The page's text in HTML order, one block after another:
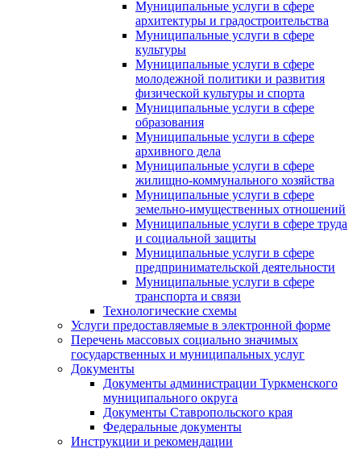
Муниципальные услуги в сфере
архитектуры и градостроительства
Муниципальные услуги в сфере
культуры
Муниципальные услуги в сфере
молодежной политики и развития
физической культуры и спорта
Муниципальные услуги в сфере
образования
Муниципальные услуги в сфере
архивного дела
Муниципальные услуги в сфере
жилищно-коммунального хозяйства
Муниципальные услуги в сфере
земельно-имущественных отношений
Муниципальные услуги в сфере труда
и социальной защиты
Муниципальные услуги в сфере
предпринимательской деятельности
Муниципальные услуги в сфере
транспорта и связи
Технологические схемы
Услуги предоставляемые в электронной форме
Перечень массовых социально значимых
государственных и муниципальных услуг
Документы
Документы администрации Туркменского
муниципального округа
Документы Ставропольского края
Федеральные документы
Инструкции и рекомендации